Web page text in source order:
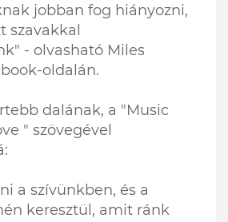
jobban fog hiányozni,
szavakkal
- olvasható Miles
oldalán.
dalának, a "Music
" szövegével
a szívünkben, és a
keresztül, amit ránk